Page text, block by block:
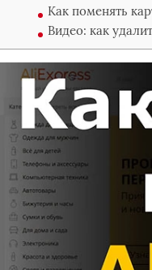
Как поменять
Видео: как